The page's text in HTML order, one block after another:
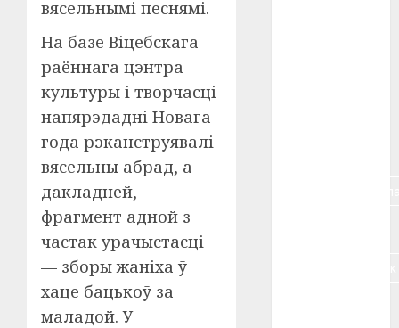
вясельнымі песнямі.
На базе Віцебскага
раённага цэнтра
культуры і творчасці
напярэдадні Новага
года рэканструявалі
вясельны абрад, а
дакладней,
фрагмент адной з
частак урачыстасці
— зборы жаніха ў
хаце бацькоў за
маладой. У